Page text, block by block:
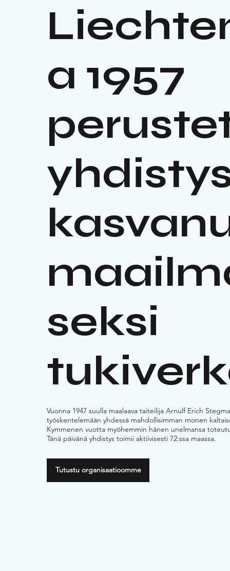
a 1957
seksi
Vuonna 1947 suulla maalaava taiteilija Arnulf Erich
työskentelemään yhdessä mahdollisimman monen
Kymmenen vuotta myöhemmin hänen unelmansa
Tänä päivänä yhdistys toimii aktiivisesti 72:ssa maassa.
Tutustu organisaatioomme